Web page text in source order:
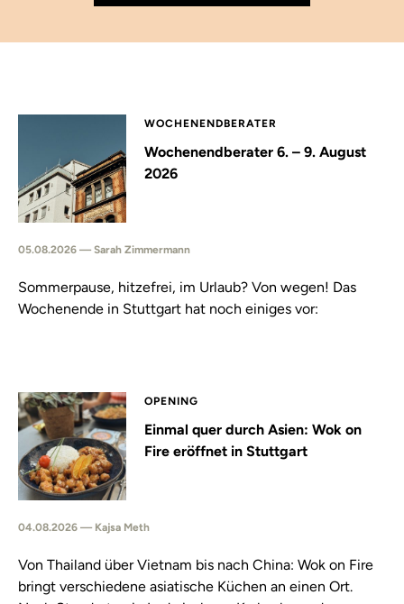
WOCHENENDBERATER
Wochenendberater 6. – 9. August
2026
05.08.2026 — Sarah Zimmermann
Sommerpause, hitzefrei, im Urlaub? Von wegen! Das
Wochenende in Stuttgart hat noch einiges vor:
OPENING
Einmal quer durch Asien: Wok on
Fire eröffnet in Stuttgart
04.08.2026 — Kajsa Meth
Von Thailand über Vietnam bis nach China: Wok on Fire
bringt verschiedene asiatische Küchen an einen Ort.